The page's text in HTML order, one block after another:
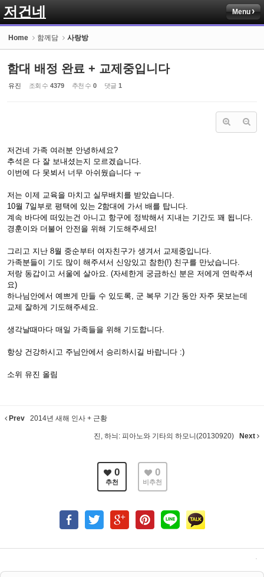
저건네 Menu
Home 함께담 사랑방
함대 배정 완료 + 교제중입니다
유진 조회 수 4379 추천 수 0 댓글 1
저건네 가족 여러분 안녕하세요?
추석은 다 잘 보내셨는지 모르겠습니다.
이번에 다 못뵈서 너무 아쉬웠습니다 ㅜ
저는 이제 교육을 마치고 실무배치를 받았습니다.
10월 7일부로 평택에 있는 2함대에 가서 배를 탑니다.
계속 바다에 떠있는건 아니고 항구에 정박해서 지내는 기간도 꽤 됩니다.
경훈이와 더불어 안전을 위해 기도해주세요!
그리고 지난 8월 중순부터 여자친구가 생겨서 교제중입니다.
가족분들이 기도 많이 해주셔서 신앙있고 참한(!) 친구를 만났습니다.
저랑 동갑이고 서울에 살아요. (자세한게 궁금하신 분은 저에게 연락주셔
요)
하나님안에서 예쁘게 만들 수 있도록, 군 복무 기간 동안 자주 못보는데
교제 잘하게 기도해주세요.
생각날때마다 매일 가족들을 위해 기도합니다.
항상 건강하시고 주님안에서 승리하시길 바랍니다 :)
소위 유진 올림
Prev 2014년 새해 인사 + 근황
진, 하늬: 피아노와 기타의 하모니(20130920) Next
0
추천
0
비추천
Sketchbook5, 스케치북5